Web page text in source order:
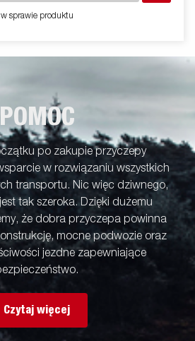
sprawie produktu
POMOC
po zakupie przyczepy
w rozwiązaniu wszystkich
transportu. Nic więc dziwnego,
tak szeroka. Dzięki dużemu
że dobra przyczepa powinna
mocne podwozie oraz
jezdne zapewniające
Czytaj więcej